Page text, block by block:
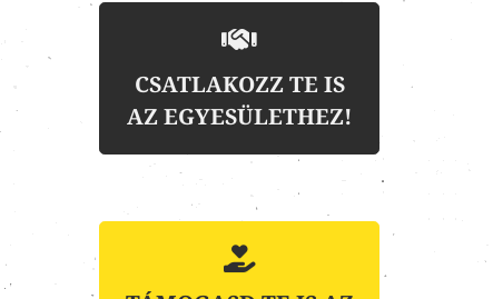
CSATLAKOZZ TE IS
AZ EGYESÜLETHEZ!